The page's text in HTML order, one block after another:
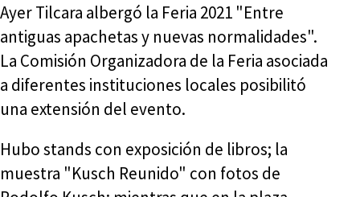
Ayer Tilcara albergó la Feria 2021 "Entre
antiguas apachetas y nuevas normalidades".
La Comisión Organizadora de la Feria asociada
a diferentes instituciones locales posibilitó
una extensión del evento.
Hubo stands con exposición de libros; la
muestra "Kusch Reunido" con fotos de